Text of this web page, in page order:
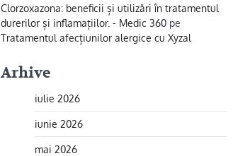
Clorzoxazona: beneficii și utilizări în tratamentul
durerilor și inflamațiilor. - Medic 360 pe
Tratamentul afecțiunilor alergice cu Xyzal
Arhive
iulie 2026
iunie 2026
mai 2026